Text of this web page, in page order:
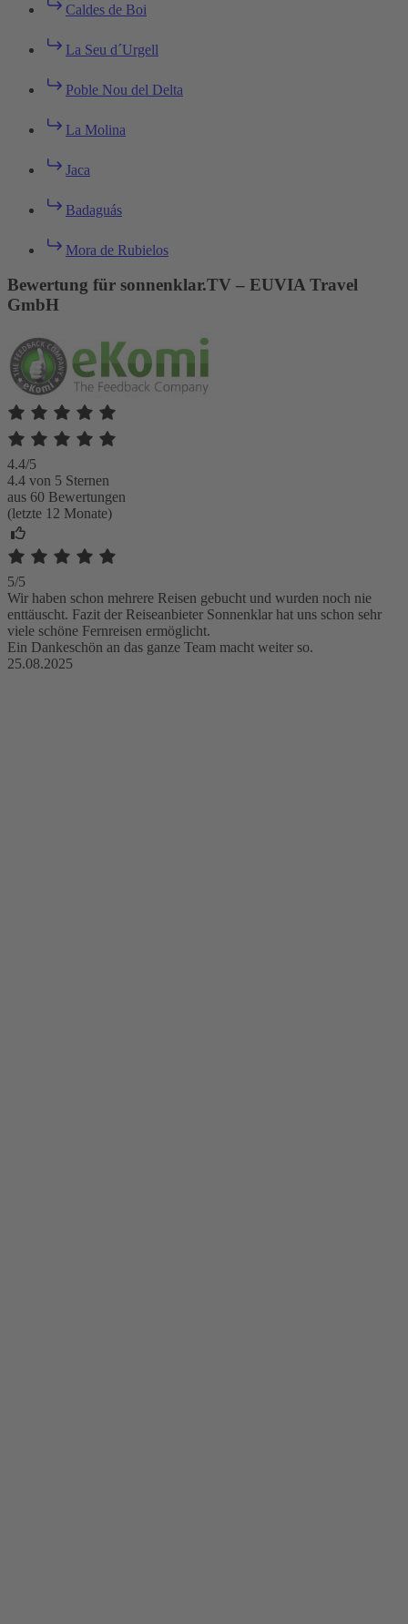
Caldes de Boi
La Seu d´Urgell
Poble Nou del Delta
La Molina
Jaca
Badaguás
Mora de Rubielos
Bewertung für sonnenklar.TV – EUVIA Travel
GmbH
4.4/5
4.4 von 5 Sternen
aus 60 Bewertungen
(letzte 12 Monate)
5/5
Wir haben schon mehrere Reisen gebucht und wurden noch nie
enttäuscht. Fazit der Reiseanbieter Sonnenklar hat uns schon sehr
viele schöne Fernreisen ermöglicht.
Ein Dankeschön an das ganze Team macht weiter so.
25.08.2025